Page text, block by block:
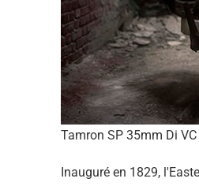
Tamron SP 35mm Di
Inauguré en 1829,